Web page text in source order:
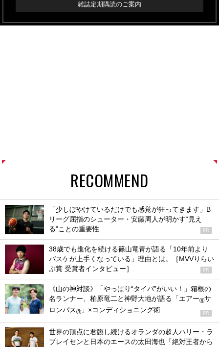
雑誌定期購読のご案内
RECOMMEND
「少しぼやけているだけでも感覚が狂ってきます」B
リーグ屈指のシューター・安藤周人が明かす“見え
る”ことの重要性
PR
38歳でも進化を続ける篠山竜青が語る「10年前より
バスケが上手くなっている」理由とは。［MVVりらい
ぶ賞 受賞者インタビュー］
PR
《山の神対談》「やっぱり“タイパ”がいい！」箱根の
名ランナー、柏原竜二と神野大地が語る「エアー®サ
ロンパス® 」×コンディショニング術 PR
世界の頂点に君臨し続けるオランダの超人ハリー・ラ
ブレイセンと日本のエースの太田海也「絶対王者から